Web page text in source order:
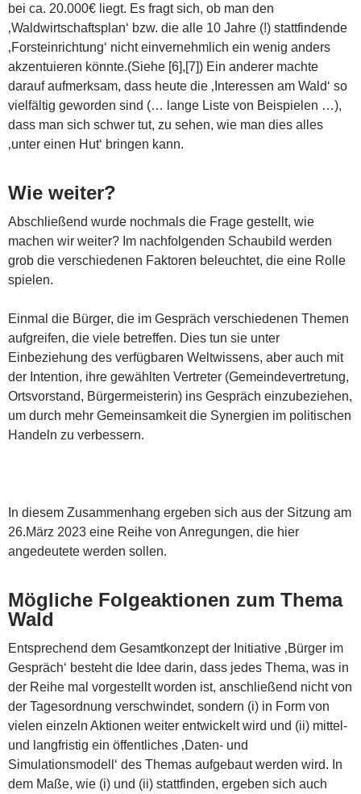
bei ca. 20.000€ liegt. Es fragt sich, ob man den
‚Waldwirtschaftsplan‘ bzw. die alle 10 Jahre (!) stattfindende
‚Forsteinrichtung‘ nicht einvernehmlich ein wenig anders
akzentuieren könnte.(Siehe [6],[7]) Ein anderer machte
darauf aufmerksam, dass heute die ‚Interessen am Wald‘ so
vielfältig geworden sind (… lange Liste von Beispielen …),
dass man sich schwer tut, zu sehen, wie man dies alles
‚unter einen Hut‘ bringen kann.
Wie weiter?
Abschließend wurde nochmals die Frage gestellt, wie
machen wir weiter? Im nachfolgenden Schaubild werden
grob die verschiedenen Faktoren beleuchtet, die eine Rolle
spielen.
Einmal die Bürger, die im Gespräch verschiedenen Themen
aufgreifen, die viele betreffen. Dies tun sie unter
Einbeziehung des verfügbaren Weltwissens, aber auch mit
der Intention, ihre gewählten Vertreter (Gemeindevertretung,
Ortsvorstand, Bürgermeisterin) ins Gespräch einzubeziehen,
um durch mehr Gemeinsamkeit die Synergien im politischen
Handeln zu verbessern.
In diesem Zusammenhang ergeben sich aus der Sitzung am
26.März 2023 eine Reihe von Anregungen, die hier
angedeutete werden sollen.
Mögliche Folgeaktionen zum Thema
Wald
Entsprechend dem Gesamtkonzept der Initiative ‚Bürger im
Gespräch‘ besteht die Idee darin, dass jedes Thema, was in
der Reihe mal vorgestellt worden ist, anschließend nicht von
der Tagesordnung verschwindet, sondern (i) in Form von
vielen einzeln Aktionen weiter entwickelt wird und (ii) mittel-
und langfristig ein öffentliches ‚Daten- und
Simulationsmodell‘ des Themas aufgebaut werden wird. In
dem Maße, wie (i) und (ii) stattfinden, ergeben sich auch